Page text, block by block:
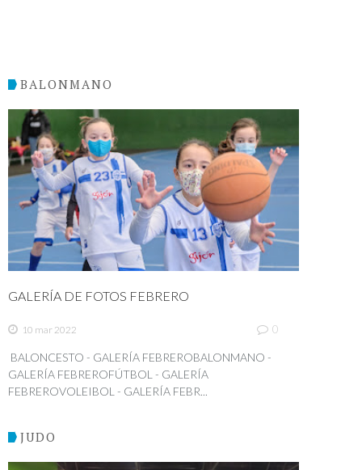
BALONMANO
GALERÍA DE FOTOS FEBRERO
10 mar 2022 0
BALONCESTO - GALERÍA FEBREROBALONMANO -
GALERÍA FEBREROFÚTBOL - GALERÍA
FEBREROVOLEIBOL - GALERÍA FEBR...
JUDO